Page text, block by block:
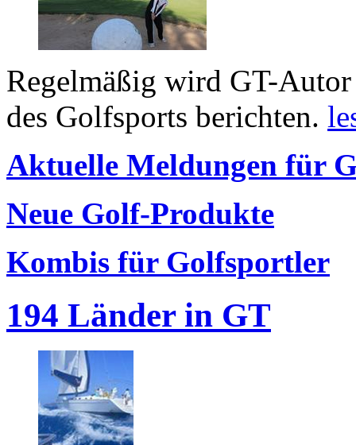
Regelmäßig wird GT-
des Golfsports berichten.
Aktuelle Meldungen für
Neue Golf-Produkte
Kombis für Golfsportler
194 Länder in GT